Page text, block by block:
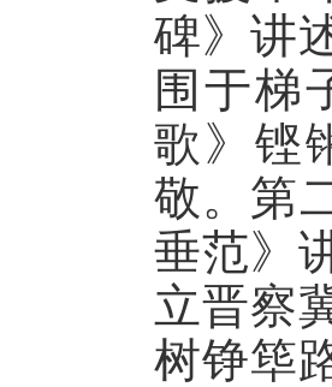
碑》讲
围于梯
歌》铿
敬。第
垂范》
立晋察
树铮筚